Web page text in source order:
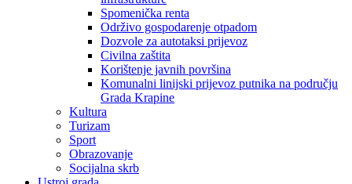
Spomenička renta
Održivo gospodarenje otpadom
Dozvole za autotaksi prijevoz
Civilna zaštita
Korištenje javnih površina
Komunalni linijski prijevoz putnika na području
Grada Krapine
Kultura
Turizam
Sport
Obrazovanje
Socijalna skrb